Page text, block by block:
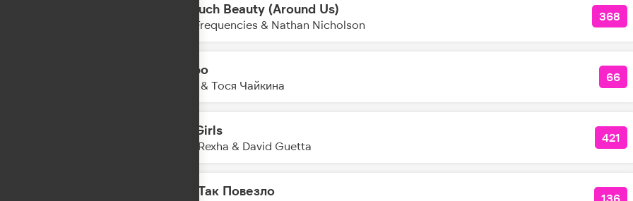
So Much Beauty (Around Us)
Lost Frequencies & Nathan Nicholson
368
Метро
ЛАУД & Тося Чайкина
66
Sad Girls
Bebe Rexha & David Guetta
421
Мне Так Повезло 136